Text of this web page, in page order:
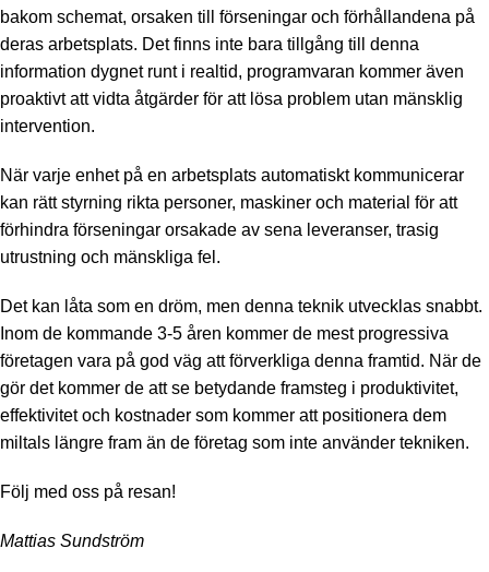
bakom schemat, orsaken till förseningar och förhållandena på
deras arbetsplats. Det finns inte bara tillgång till denna
information dygnet runt i realtid, programvaran kommer även
proaktivt att vidta åtgärder för att lösa problem utan mänsklig
intervention.
När varje enhet på en arbetsplats automatiskt kommunicerar
kan rätt styrning rikta personer, maskiner och material för att
förhindra förseningar orsakade av sena leveranser, trasig
utrustning och mänskliga fel.
Det kan låta som en dröm, men denna teknik utvecklas snabbt.
Inom de kommande 3-5 åren kommer de mest progressiva
företagen vara på god väg att förverkliga denna framtid. När de
gör det kommer de att se betydande framsteg i produktivitet,
effektivitet och kostnader som kommer att positionera dem
miltals längre fram än de företag som inte använder tekniken.
Följ med oss på resan!
Mattias Sundström